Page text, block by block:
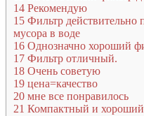
14 Рекомендую
15 Фильтр действительно
мусора в воде
16 Однозначно хороший
17 Фильтр отличный.
18 Очень советую
19 цена=качество
20 мне все понравилось
21 Компактный и